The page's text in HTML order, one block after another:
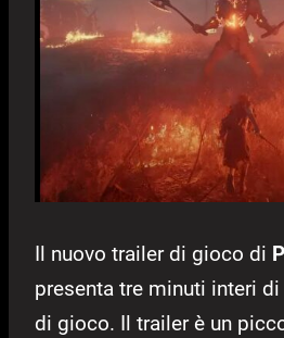
Il nuovo trailer di gioco di
presenta tre minuti interi
di gioco. Il trailer è un